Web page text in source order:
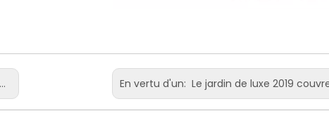
En vertu d'un: Le jardin de luxe 2019 couvre le belvédère extérieur de pergola en aluminium avec les